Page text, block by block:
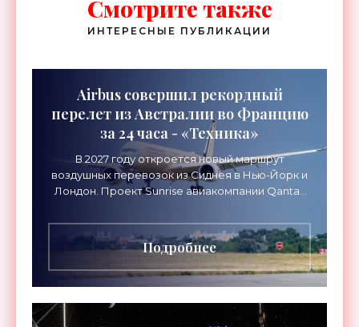
Смотрите также
ИНТЕРЕСНЫЕ ПУБЛИКАЦИИ
Airbus совершил рекордный
перелет из Австралии во Францию
за 24 часа - «Техника»
В 2027 году откроется новый маршрут
воздушных перевозок из Сиднея в Нью-Йорк и
Лондон. Проект Sunrise авиакомпании Qantas
длительностью до 24
Подробнее